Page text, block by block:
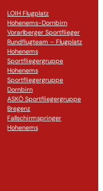
LOIH Flugplatz
Hohenems-Dornbirn
Vorarlberger Sportflieger
Rundflugteam – Flugplatz
Hohenems
Sportfliegergruppe
Hohenems
Sportfliegergruppe
Dornbirn
ASKÖ Sportfliegergruppe
Bregenz
Fallschirmspringer
Hohenems